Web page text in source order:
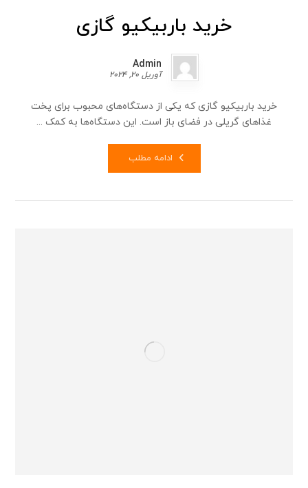
خرید باربیکیو گازی
Admin
آوریل 20, 2024
خرید باربیکیو گازی که یکی از دستگاه‌های محبوب برای پخت
غذاهای گریلی در فضای باز است. این دستگاه‌ها به کمک ...
ادامه مطلب